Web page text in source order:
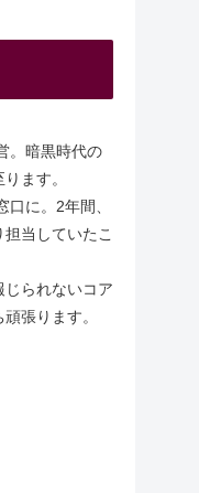
。暗黒時代の
ます。
に。2年間、
当していたこ
られないコア
張ります。